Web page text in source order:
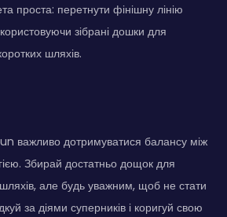
проста: перетнути фінішну лінію
зібрані дошки для
шляхів.
важливо дотримуватися балансу між
Збирай достатньо дощок для
але будь уважним, щоб не стати
за діями суперників і коригуй свою